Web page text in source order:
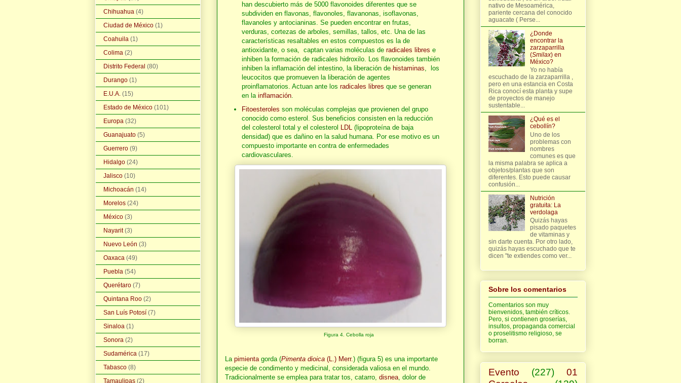
han descubierto más de 5000 flavonoides diferentes que se
subdividen en flavonas, flavonoles, flavanonas, isoflavonas,
flavanoles y antocianinas. Se pueden encontrar en frutas,
verduras, cortezas de arboles, semillas, tallos, etc. Una de las
características resaltables en estos compuestos es la de
antioxidante, o sea, captan varias moléculas de radicales libres e
inhiben la formación de radicales hidroxilo. Los flavonoides también
inhiben la inflamación del intestino, la liberación de histaminas , los
leucocitos que promueven la liberación de agentes
proinflamatorios. Actuan ante los radicales libres que se generan
en la inflamación.
Fitoesteroles son moléculas complejas que provienen del grupo
conocido como esterol. Sus beneficios consisten en la reducción
del colesterol total y el colesterol LDL(lipoproteína de baja
densidad) que es dañino en la salud humana. Por ese motivo es un
compuesto importante en contra de enfermedades
cardiovasculares.
Figura 4. Cebolla roja
La pimientagorda (Pimenta dioica (L.) Merr.) (figura 5) es una importante
especie de condimento y medicinal, considerada valiosa en el mundo.
Tradicionalmente se emplea para tratar tos, catarro, disnea, dolor de
Chihuahua (4)
Ciudad de México (1)
Coahuila (1)
Colima (2)
Distrito Federal (80)
Durango (1)
E.U.A. (15)
Estado de México (101)
Europa (32)
Guanajuato (5)
Guerrero (9)
Hidalgo (24)
Jalisco (10)
Michoacán (14)
Morelos (24)
México (3)
Nayarit (3)
Nuevo León (3)
Oaxaca (49)
Puebla (54)
Querétaro (7)
Quintana Roo (2)
San Luís Potosí (7)
Sinaloa (1)
Sonora (2)
Sudamérica (17)
Tabasco (8)
Tamaulipas (2)
nativo de Mesoamérica,
pariente cercana del conocido
aguacate ( Perse...
¿Donde
encontrar la
zarzaparrilla
(Smilax) en
México?
Yo no había
escuchado de la zarzaparrilla ,
pero en una estancia en Costa
Rica conocí esta planta y supe
de proyectos de manejo
sustentable...
¿Qué es el
cebollín?
Uno de los
problemas con
nombres
comunes es que
la misma palabra se aplica a
objetos/plantas que son
diferentes. Esto puede causar
confusión...
Nutrición
gratuita: La
verdolaga
Quizás hayas
pisado paquetes
de vitaminas y
sin darte cuenta. Por otro lado,
quizás hayas escuchado que te
dicen "te extiendes como ver...
Sobre los comentarios
Comentarios son muy
bienvenidos, también críticos.
Pero, si contienen groserías,
insultos, propaganda comercial
o proselitismo religioso, se
borran.
Evento (227)
01